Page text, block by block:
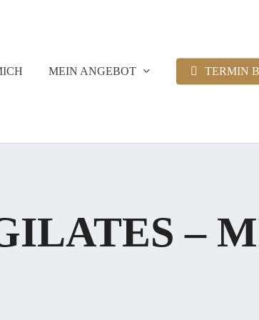
MEIN ANGEBOT TERMIN
–